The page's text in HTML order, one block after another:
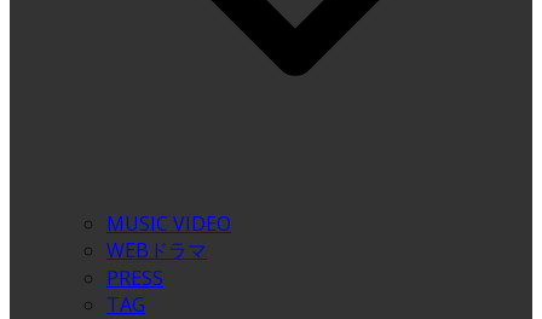
MUSIC VIDEO
WEBドラマ
PRESS
TAG